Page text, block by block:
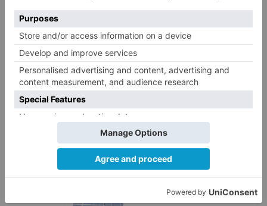
LO + VISTO
1
Matthew Brennan conquista el
Castillo y se viste de líder en el
estreno de la Vuelta a Burgos
calcina el tobogán del parque
infantil del Barrio del Pilar de
Burgos
Seis proyectos de Burgos
recibirán 7,5 millones de euros
para impulsar plantas solares